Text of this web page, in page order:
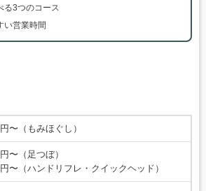
る3つのコース
い営業時間
〜（もみほぐし）
〜（足つぼ）
〜（ハンドリフレ・クイックヘッド）